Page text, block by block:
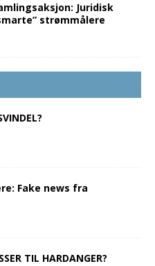
Juridisk
strømmålere
Fake news fra
TIL HARDANGER?